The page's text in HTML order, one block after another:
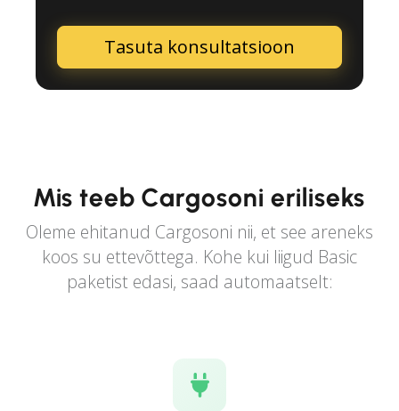
Tasuta konsultatsioon
Mis teeb Cargosoni eriliseks
Oleme ehitanud Cargosoni nii, et see areneks
koos su ettevõttega. Kohe kui liigud Basic
paketist edasi, saad automaatselt: